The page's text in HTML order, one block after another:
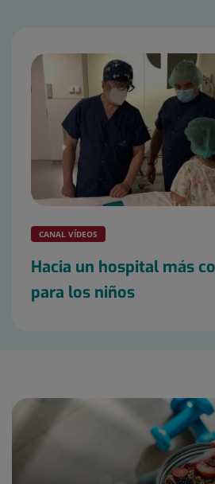
diapositivas:
CANAL VÍDEOS
Hacia un hospital más
para los niños